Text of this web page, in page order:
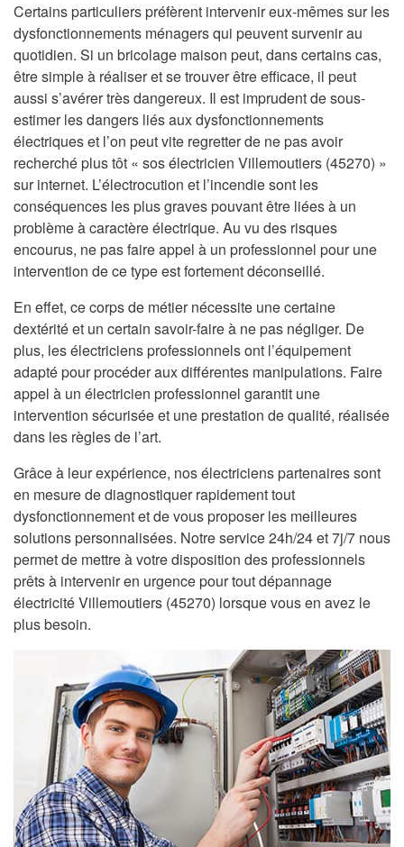
Certains particuliers préfèrent intervenir eux-mêmes sur les
dysfonctionnements ménagers qui peuvent survenir au
quotidien. Si un bricolage maison peut, dans certains cas,
être simple à réaliser et se trouver être efficace, il peut
aussi s’avérer très dangereux. Il est imprudent de sous-
estimer les dangers liés aux dysfonctionnements
électriques et l’on peut vite regretter de ne pas avoir
recherché plus tôt « sos électricien Villemoutiers (45270) »
sur internet. L’électrocution et l’incendie sont les
conséquences les plus graves pouvant être liées à un
problème à caractère électrique. Au vu des risques
encourus, ne pas faire appel à un professionnel pour une
intervention de ce type est fortement déconseillé.
En effet, ce corps de métier nécessite une certaine
dextérité et un certain savoir-faire à ne pas négliger. De
plus, les électriciens professionnels ont l’équipement
adapté pour procéder aux différentes manipulations. Faire
appel à un électricien professionnel garantit une
intervention sécurisée et une prestation de qualité, réalisée
dans les règles de l’art.
Grâce à leur expérience, nos électriciens partenaires sont
en mesure de diagnostiquer rapidement tout
dysfonctionnement et de vous proposer les meilleures
solutions personnalisées. Notre service 24h/24 et 7j/7 nous
permet de mettre à votre disposition des professionnels
prêts à intervenir en urgence pour tout dépannage
électricité Villemoutiers (45270) lorsque vous en avez le
plus besoin.